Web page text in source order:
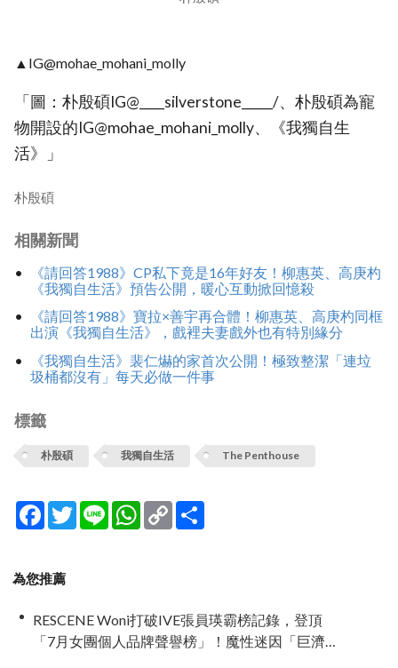
▲IG@mohae_mohani_molly
「圖：朴殷碩IG@____silverstone_____/、朴殷碩為寵
物開設的IG@mohae_mohani_molly、《我獨自生
活》」
朴殷碩
相關新聞
《請回答1988》CP私下竟是16年好友！柳惠英、高庚杓
《我獨自生活》預告公開，暖心互動掀回憶殺
《請回答1988》寶拉×善宇再合體！柳惠英、高庚杓同框
出演《我獨自生活》，戲裡夫妻戲外也有特別緣分
《我獨自生活》裴仁爀的家首次公開！極致整潔「連垃
圾桶都沒有」每天必做一件事
標籤
朴殷碩 我獨自生活 The Penthouse
Facebook
TwitterLine WhatsApp
Copy
Link
為您推薦
RESCENE Woni打破IVE張員瑛霸榜記錄，登頂
「7月女團個人品牌聲譽榜」！魔性迷因「巨濟呀